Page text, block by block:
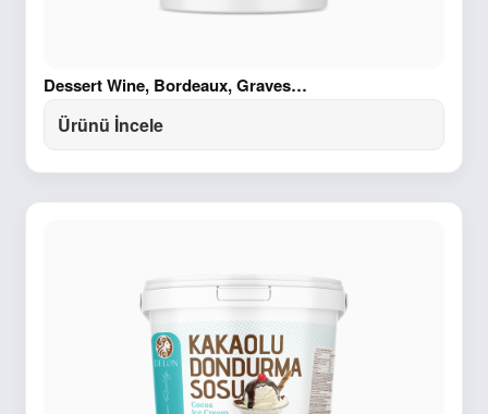
Dessert Wine, Bordeaux, Graves…
Ürünü İncele